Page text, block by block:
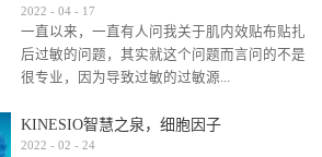
2022 - 04 - 17
一直以来，一直有人问我关于肌内效贴布贴扎
后过敏的问题，其实就这个问题而言问的不是
很专业，因为导致过敏的过敏源...
很多，比如试穿件衣服有时都会过敏，特定条
KINESIO智慧之泉，细胞因子
2022 - 02 - 24